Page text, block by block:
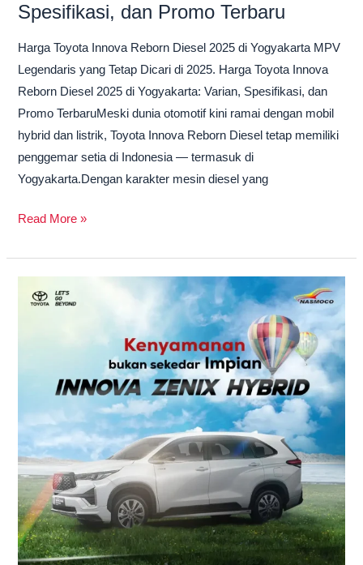
Spesifikasi, dan Promo Terbaru
Harga Toyota Innova Reborn Diesel 2025 di Yogyakarta MPV
Legendaris yang Tetap Dicari di 2025. Harga Toyota Innova
Reborn Diesel 2025 di Yogyakarta: Varian, Spesifikasi, dan
Promo TerbaruMeski dunia otomotif kini ramai dengan mobil
hybrid dan listrik, Toyota Innova Reborn Diesel tetap memiliki
penggemar setia di Indonesia — termasuk di
Yogyakarta.Dengan karakter mesin diesel yang
Read More »
Mobil
Toyota
Innova
Zenix
Hybrid
Jawabannya!